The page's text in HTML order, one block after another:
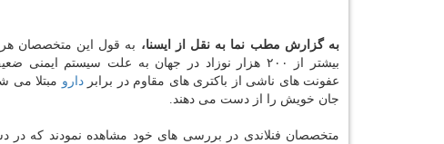
به گزارش مطب نما به نقل از ایسنا، به قول این متخصصان
بیشتر از ۲۰۰ هزار نوزاد در جهان به علت سیستم ایمنی
عفونت های ناشی از باكتری های مقاوم در برابردارو مبتلا می
جان خویش را از دست می دهند.
متخصصان فنلاندی در بررسی های خود مشاهده نمودند كه در